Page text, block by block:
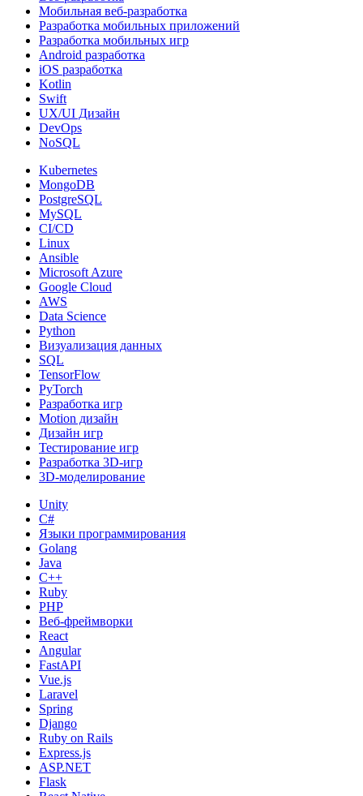
Мобильная веб-разработка
Разработка мобильных приложений
Разработка мобильных игр
Android разработка
iOS разработка
Kotlin
Swift
UX/UI Дизайн
DevOps
NoSQL
Kubernetes
MongoDB
PostgreSQL
MySQL
CI/CD
Linux
Ansible
Microsoft Azure
Google Cloud
AWS
Data Science
Python
Визуализация данных
SQL
TensorFlow
PyTorch
Разработка игр
Motion дизайн
Дизайн игр
Тестирование игр
Разработка 3D-игр
3D-моделирование
Unity
C#
Языки программирования
Golang
Java
C++
Ruby
PHP
Веб-фреймворки
React
Angular
FastAPI
Vue.js
Laravel
Spring
Django
Ruby on Rails
Express.js
ASP.NET
Flask